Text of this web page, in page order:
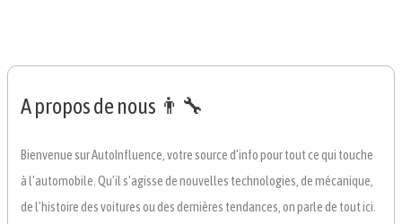
A propos de nous 👨‍🔧
Bienvenue sur AutoInfluence, votre source d’info pour tout ce qui touche
à l’automobile. Qu’il s’agisse de nouvelles technologies, de mécanique,
de l’histoire des voitures ou des dernières tendances, on parle de tout ici.